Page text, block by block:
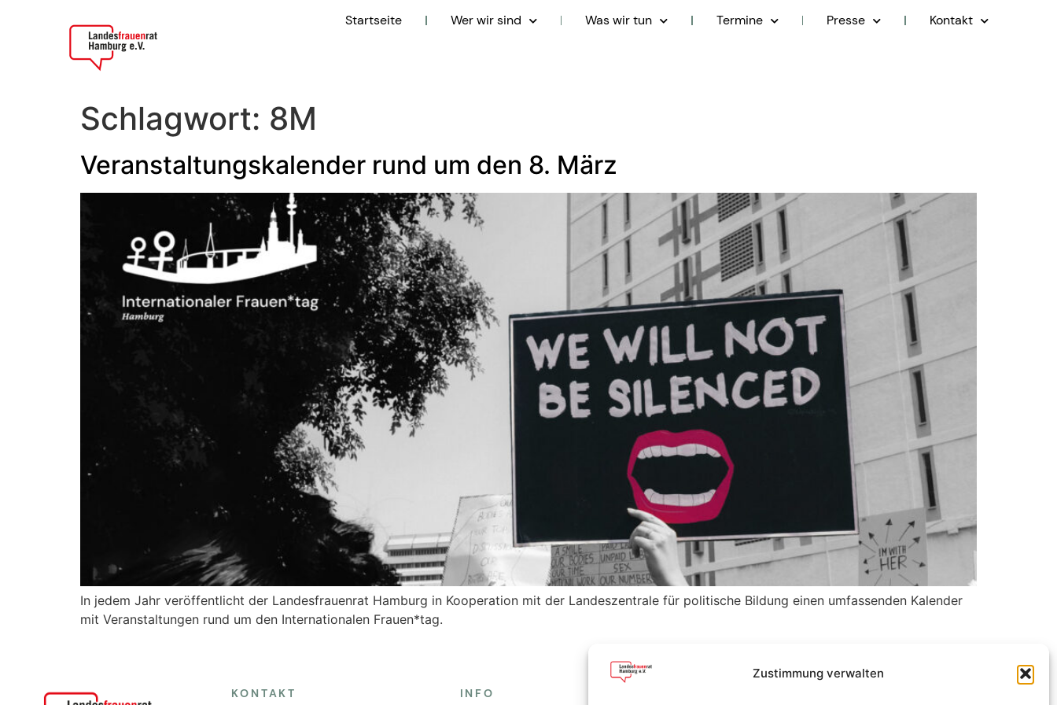
Zustimmung verwalten
Startseite Wer wir sind Was wir tun Termine Presse Kontakt
Schlagwort: 8M
Veranstaltungskalender rund um den 8. März
In jedem Jahr veröffentlicht der Landesfrauenrat Hamburg in Kooperation mit der Landeszentrale für politische Bildung einen umfassenden Kalender
mit Veranstaltungen rund um den Internationalen Frauen*tag.
KONTAKT INFO